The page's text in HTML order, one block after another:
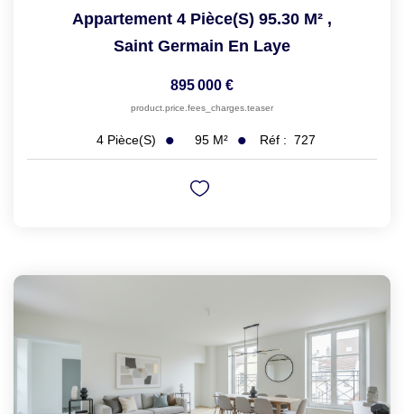
Appartement 4 Pièce(s) 95.30 M² ,
Saint Germain En Laye
895 000 €
product.price.fees_charges.teaser
4 Pièce(s) 95 M² Réf : 727